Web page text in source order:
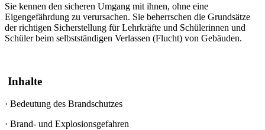
Sie kennen den sicheren Umgang mit ihnen, ohne eine
Eigengefährdung zu verursachen. Sie beherrschen die Grundsätze
der richtigen Sicherstellung für Lehrkräfte und Schülerinnen und
Schüler beim selbstständigen Verlassen (Flucht) von Gebäuden.
Inhalte
· Bedeutung des Brandschutzes
· Brand- und Explosionsgefahren